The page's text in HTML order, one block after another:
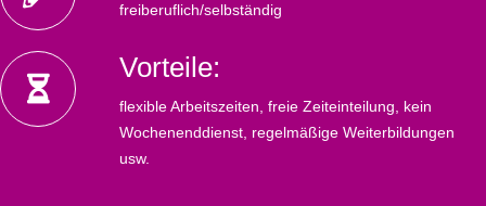
freiberuflich/selbständig
Vorteile:
flexible Arbeitszeiten, freie Zeiteinteilung, kein
Wochenenddienst, regelmäßige Weiterbildungen
usw.